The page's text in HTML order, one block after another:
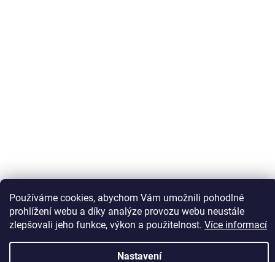
Používáme cookies, abychom Vám umožnili pohodlné
prohlížení webu a díky analýze provozu webu neustále
zlepšovali jeho funkce, výkon a použitelnost. Více informací
Nastavení
Sledovat na Instagramu
Vytvořil Shoptet